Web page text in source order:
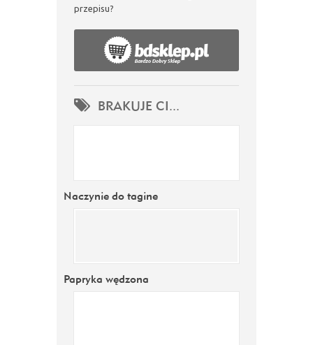
przepisu?
BRAKUJE CI...
Naczynie do tagine
Papryka wędzona